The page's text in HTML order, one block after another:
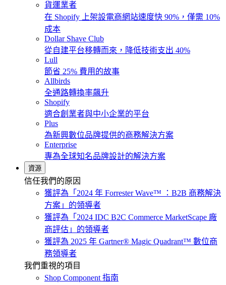
貨運業者
在 Shopify 上架設電商網站速度快 90%，僅需 10%
成本
Dollar Shave Club
從自建平台移轉而來，降低技術支出 40%
Lull
節省 25% 費用的故事
Allbirds
全通路轉換率飆升
Shopify
適合創業者與中小企業的平台
Plus
為新興數位品牌提供的商務解決方案
Enterprise
專為全球知名品牌設計的解決方案
資源
信任我們的原因
獲評為「2024 年 Forrester Wave™ ：B2B 商務解決
方案」的領導者
獲評為「2024 IDC B2C Commerce MarketScape 廠
商評估」的領導者
獲評為 2025 年 Gartner® Magic Quadrant™ 數位商
務領導者
我們重視的項目
Shop Component 指南